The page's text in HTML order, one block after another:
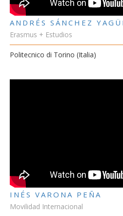
ANDRÉS SÁNCHEZ
Erasmus + Estudios
Politecnico di Torino (Italia)
INÉS VARONA PEÑA
Movilidad Internacional